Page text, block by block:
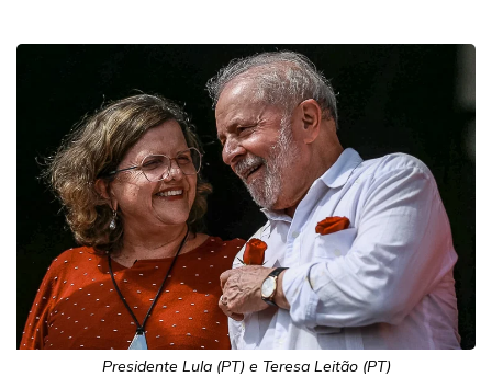
Presidente Lula (PT) e Teresa Leitão (PT)